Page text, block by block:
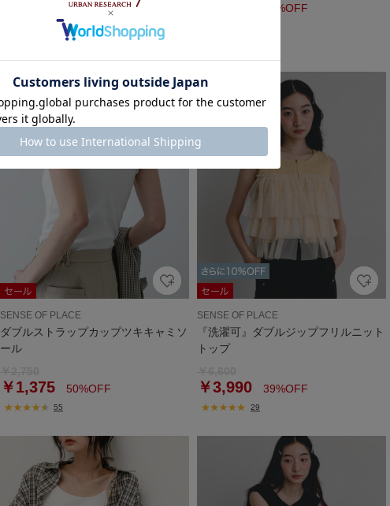
36%OFF
15%OFF
SENSE OF PLACE
ダブルストラップカップツキキャミソ
ール
￥1,375 50%OFF
55
SENSE OF PLACE
『洗濯可』ダブルジップフリルニット
トップ
￥3,990 39%OFF
29